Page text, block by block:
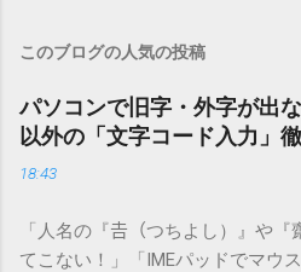
このブログの人気の投稿
パソコンで旧字・外字が出
以外の「文字コード入力」
18:43
「人名の『𠮷（つちよし）』や
てこない！」「IMEパッドでマウ